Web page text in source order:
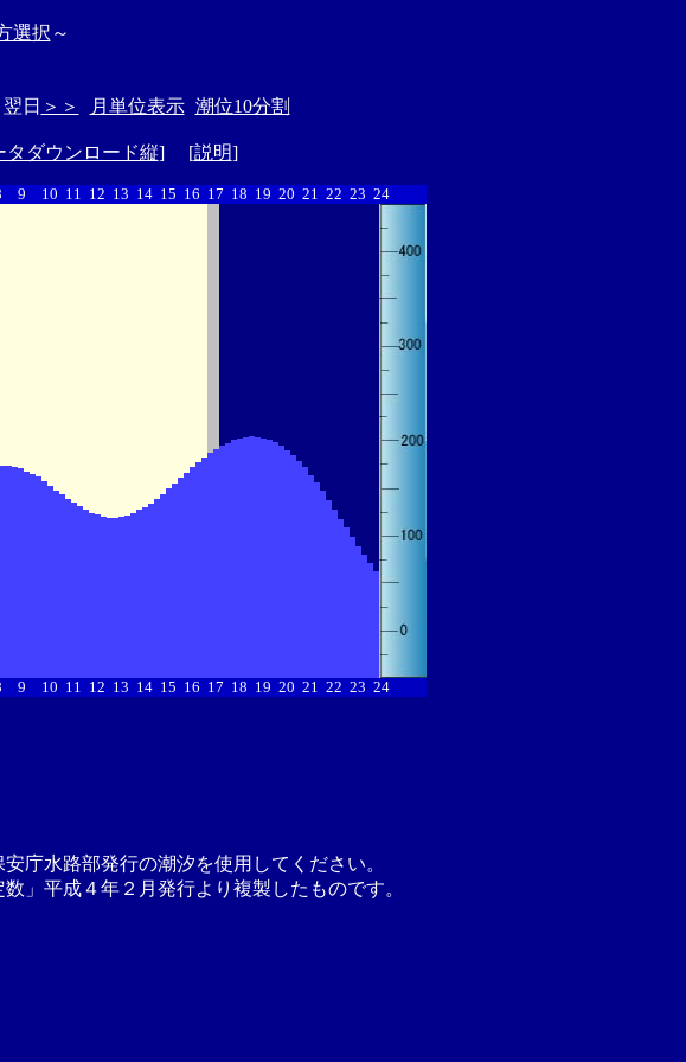
選択 ～
翌日 ＞＞ 月単位表示 潮位10分割
タダウンロード縦] [説明]
9 10 11 12 13 14 15 16 17 18 19 20 21 22 23 24
9 10 11 12 13 14 15 16 17 18 19 20 21 22 23 24
庁水路部発行の潮汐を使用してください。
」平成４年２月発行より複製したものです。